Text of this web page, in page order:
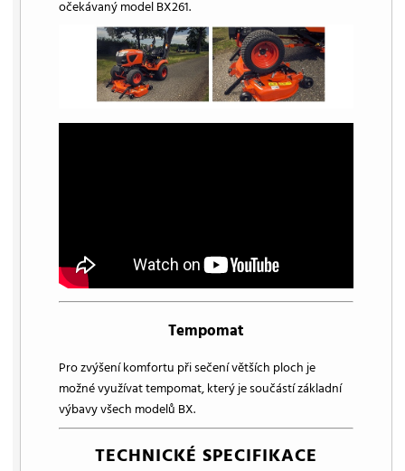
očekávaný model BX261.
Tempomat
Pro zvýšení komfortu při sečení větších ploch je
možné využívat tempomat, který je součástí základní
výbavy všech modelů BX.
TECHNICKÉ SPECIFIKACE